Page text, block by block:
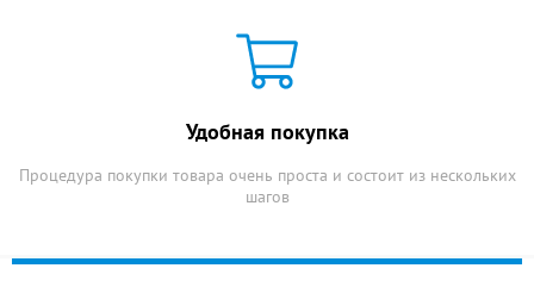
Удобная покупка
Процедура покупки товара очень проста и состоит из нескольких
шагов